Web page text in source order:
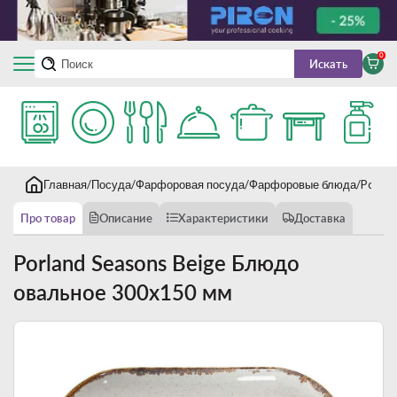
Искать
0
Главная Посуда Фарфоровая посуда Фарфоровые блюда
Про товар Описание Характеристики Доставка
Porland Seasons Beige Блюдо
овальное 300х150 мм